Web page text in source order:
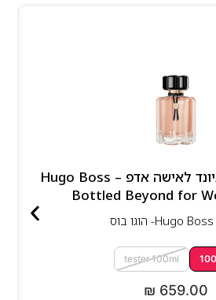
הוגו בוס בוטלד ביונד לאישה אדפ – Hugo Boss
Hugo Boss- הוגו בוס
tester 100ml
₪ 659.00